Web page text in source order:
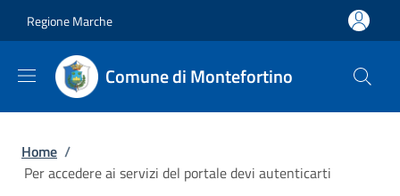
Regione Marche
Comune di Montefortino
Briciole di pane
Home /
Per accedere ai servizi del portale devi autenticarti